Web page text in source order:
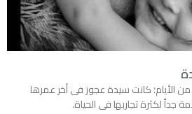
الأيام؛ كانت سيدة عجوز فى أخر عمرها
لكثرة تجاربها فى الحياة.